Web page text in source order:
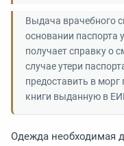
Выдача врачебного
основании паспорта
получает справку о
случае утери
предоставить в
книги выданную в
Одежда необходимая